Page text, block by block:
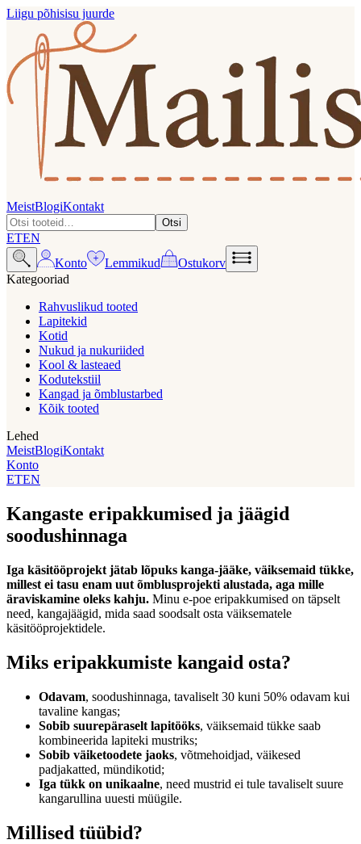
Liigu põhisisu juurde
MeistBlogiKontakt
Otsi
ETEN
Konto
Lemmikud
Ostukorv
Kategooriad
Rahvuslikud tooted
Lapitekid
Kotid
Nukud ja nukuriided
Kool & lasteaed
Kodutekstiil
Kangad ja õmblustarbed
Kõik tooted
Lehed
MeistBlogiKontakt
Konto
ETEN
Kangaste eripakkumised ja jäägid
soodushinnaga
Iga käsitööprojekt jätab lõpuks kanga-jääke, väiksemaid tükke,
millest ei tasu enam uut õmblusprojekti alustada, aga mille
äraviskamine oleks kahju. Minu e-poe eripakkumised on täpselt
need, kangajäägid, mida saad soodsalt osta väiksematele
käsitööprojektidele.
Miks eripakkumiste kangaid osta?
Odavam, soodushinnaga, tavaliselt 30 kuni 50% odavam kui
tavaline kangas;
Sobib suurepäraselt lapitööks, väiksemaid tükke saab
kombineerida lapiteki mustriks;
Sobib väiketoodete jaoks, võtmehoidjad, väikesed
padjakatted, mündikotid;
Iga tükk on unikaalne, need mustrid ei tule tavaliselt suure
kangarullina uuesti müügile.
Millised tüübid?